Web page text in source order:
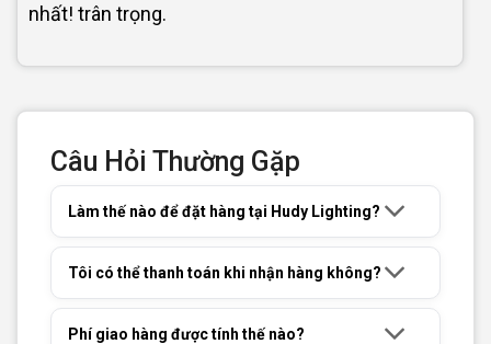
nhất! trân trọng.
Câu Hỏi Thường Gặp
Làm thế nào để đặt hàng tại Hudy Lighting?
Tôi có thể thanh toán khi nhận hàng không?
Phí giao hàng được tính thế nào?